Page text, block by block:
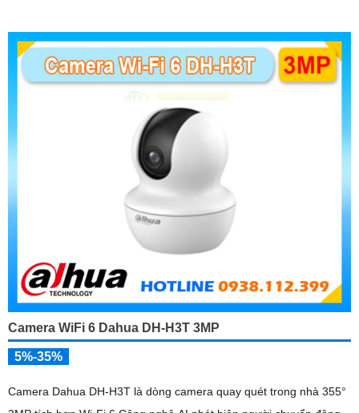
Camera WiFi 6 Dahua DH-H3T 3MP
5%-35%
Camera Dahua DH-H3T là dòng camera quay quét trong nhà 355°